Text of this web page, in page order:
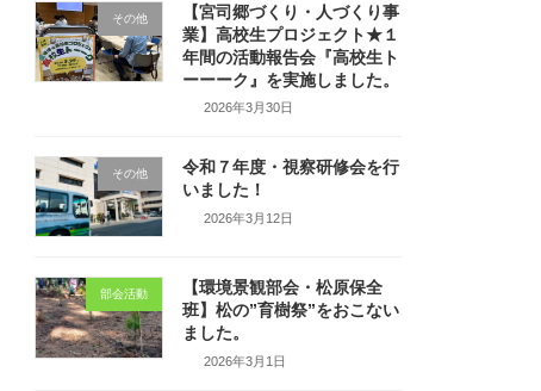
その他
【宮司郷づくり・人づくり事
業】高校生プロジェクト★１
年間の活動報告会『高校生ト
ーーーク』を実施しました。
2026年3月30日
その他
令和７年度・視察研修会を行
いました！
2026年3月12日
部会活動
【環境景観部会・松原保全
班】松の”育樹祭”をおこない
ました。
2026年3月1日